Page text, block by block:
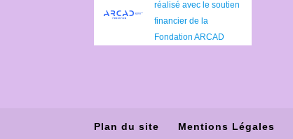
réalisé avec le soutien
financier de la
Fondation ARCAD
Plan du site Mentions Légales